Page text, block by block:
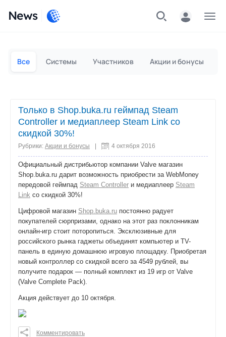
News
Все Системы Участников Акции и бонусы
Только в Shop.buka.ru геймпад Steam
Controller и медиаплеер Steam Link со
скидкой 30%!
Рубрики: Акции и бонусы 4 октября 2016
Официальный дистрибьютор компании Valve магазин
Shop.buka.ru дарит возможность приобрести за WebMoney
передовой геймпад Steam Controller и медиаплеер Steam
Link со скидкой 30%!
Цифровой магазин Shop.buka.ru постоянно радует
покупателей сюрпризами, однако на этот раз поклонникам
онлайн-игр стоит поторопиться. Эксклюзивные для
российского рынка гаджеты объединят компьютер и TV-
панель в единую домашнюю игровую площадку. Приобретая
новый контроллер со скидкой всего за 4549 рублей, вы
получите подарок — полный комплект из 19 игр от Valve
(Valve Complete Pack).
Акция действует до 10 октября.
0
Комментировать